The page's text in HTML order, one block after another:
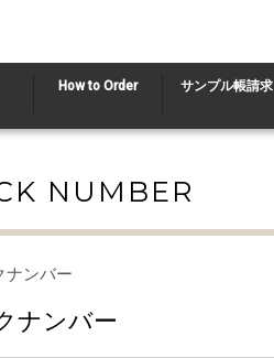
How to Order サンプル帳請求
NUMBER
ナンバー
ナンバー